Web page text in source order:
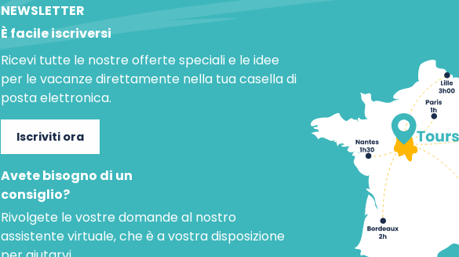
NEWSLETTER
È facile iscriversi
Ricevi tutte le nostre offerte speciali e le idee
per le vacanze direttamente nella tua casella di
posta elettronica.
Iscriviti ora
Avete bisogno di un
consiglio?
Rivolgete le vostre domande al nostro
assistente virtuale, che è a vostra disposizione